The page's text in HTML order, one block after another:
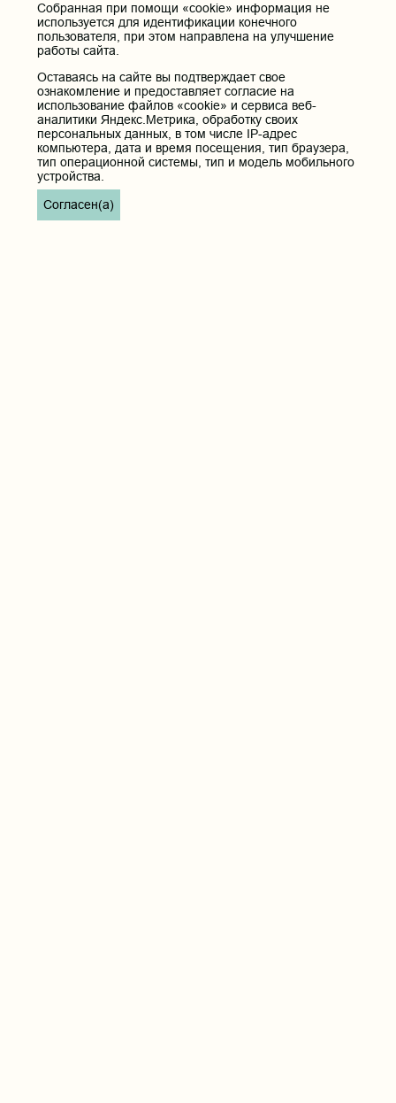
Дополнительноеменю
Пациентам
РИЦ
06.09.2018
Отвечает: Шаповалов Константин
Геннадьевич, Проректор по ДПО и
развитию регионального здравоохранения
Здравствуйте, подавайте документы
... 5 6 7 8 9 10 11 12 13 ... 15
Собранная при помощи «cookie» информация не
используется для идентификации конечного
пользователя, при этом направлена на улучшение
работы сайта.
Оставаясь на сайте вы подтверждает свое
ознакомление и предоставляет согласие на
использование файлов «cookie» и сервиса веб-
аналитики Яндекс.Метрика, обработку своих
персональных данных, в том числе IP-адрес
компьютера, дата и время посещения, тип браузера,
тип операционной системы, тип и модель мобильного
устройства.
Согласен(а)